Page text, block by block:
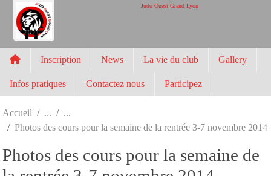
Judo Ouest Grand Lyon
Inscription News La vie du club Gallery
Infos pratiques Contactez nous Participez
Accueil
Photos des cours pour la semaine de la rentrée 3-7 novembre 2014
Photos des cours pour la semaine de
Panneau de gestion des cookies